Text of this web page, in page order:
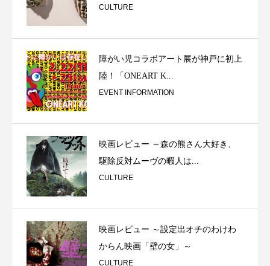
CULTURE
障がい児コラボアート展が神戸に初上
陸！「ONEART K...
EVENT INFORMATION
映画レビュー ～森の熊さん大好き、
駆除反対ムーヴの暇人は...
CULTURE
映画レビュー ～設定出オチのわけわ
からん映画「壁の女」～
CULTURE